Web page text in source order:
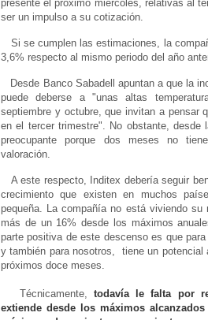
presente el próximo miércoles, relativas al
ser un impulso a su cotización.
Si se cumplen las estimaciones, la
3,6% respecto al mismo periodo del año
Desde Banco Sabadell apuntan a que la
puede deberse a "unas altas
septiembre y octubre, que invitan a pensar
en el tercer trimestre". No obstante, desde
preocupante porque dos meses no
valoración.
A este respecto, Inditex debería seguir
crecimiento que existen en muchos
pequeña. La compañía no está viviendo
más de un 16% desde los máximos
parte positiva de este descenso es que
y también para nosotros, tiene un
próximos doce meses.
Técnicamente,todavía le falta por
extiende desde los máximos